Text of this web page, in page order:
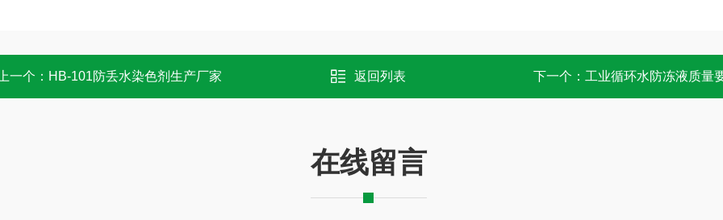
一个： HB-101防丢水染色剂生产厂家 返回列表 下一个： 工业循环水防冻液质量
在线留言